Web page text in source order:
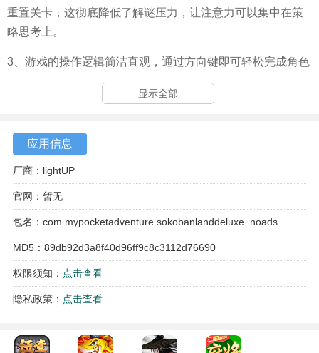
重置关卡，这彻底降低了解谜压力，让注意力可以集中在策
略思考上。
3、游戏的操作逻辑简洁直观，通过方向键即可轻松完成角色
操控，上手门槛极低，适合各年龄段的用户进行体验。
验。
显示全部
应用信息
厂商：lightUP
官网：暂无
包名：com.mypocketadventure.sokobanlanddeluxe_noads
MD5：89db92d3a8f40d96ff9c8c3112d76690
权限须知： 点击查看
隐私政策： 点击查看